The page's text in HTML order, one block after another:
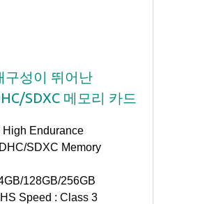
구성이 뛰어난
SDXC 메모리 카드
High Endurance
SDXC Memory
128GB/256GB
Speed : Class 3